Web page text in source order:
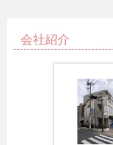
会社紹介